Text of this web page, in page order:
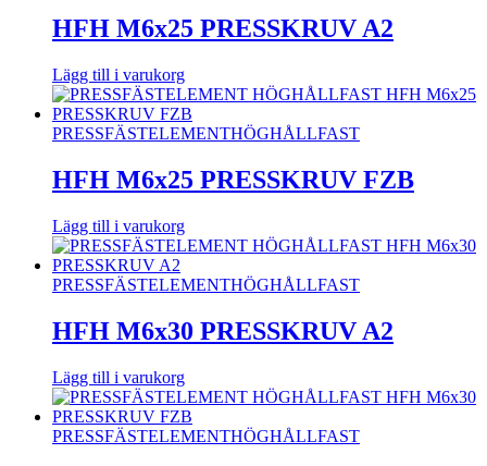
HFH M6x25 PRESSKRUV A2
Lägg till i varukorg
PRESSFÄSTELEMENTHÖGHÅLLFAST
HFH M6x25 PRESSKRUV FZB
Lägg till i varukorg
PRESSFÄSTELEMENTHÖGHÅLLFAST
HFH M6x30 PRESSKRUV A2
Lägg till i varukorg
PRESSFÄSTELEMENTHÖGHÅLLFAST